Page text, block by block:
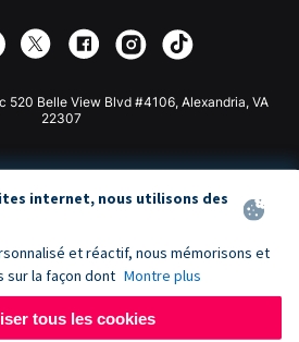
520 Belle View Blvd #4106, Alexandria, VA
22307
internet, nous utilisons des
et réactif, nous mémorisons et
la façon dont Montre plus
tous les cookies